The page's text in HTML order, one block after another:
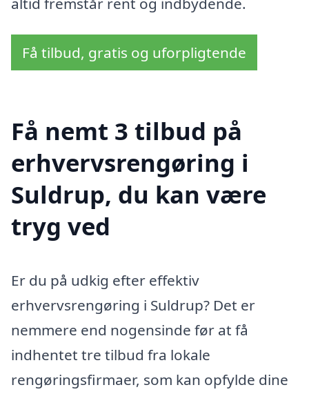
Få tilbud, gratis og uforpligtende
Få nemt 3 tilbud på
erhvervsrengøring i
Suldrup, du kan være
tryg ved
Er du på udkig efter effektiv
erhvervsrengøring i Suldrup? Det er
nemmere end nogensinde før at få
indhentet tre tilbud fra lokale
rengøringsfirmaer, som kan opfylde dine